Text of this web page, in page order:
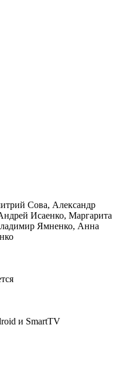
Сова, Александр
Исаенко, Маргарита
Ямненко, Анна
и SmartTV